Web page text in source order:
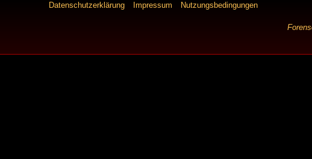
Datenschutzerklärung Impressum Nutzungsbedingungen